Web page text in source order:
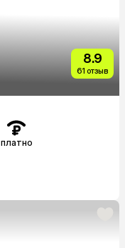
8.9
61 отзыв
платно